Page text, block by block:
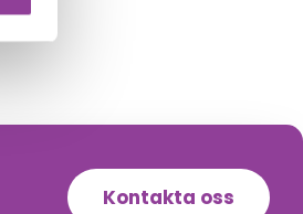
Kontakta oss